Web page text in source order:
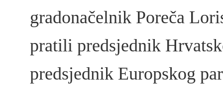
gradonačelnik Poreča
pratili predsjednik
predsjednik Europskog